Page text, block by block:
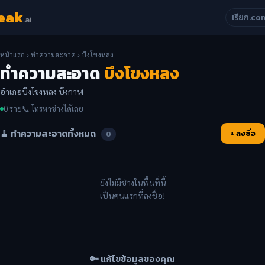
.ai เรียก
หน้าแรก ›ทำความสะอาด › บึงโขงหลง
ทำความสะอาดบึงโขงหลง
อำเภอบึงโขงหลง บึงกาฬ
0 ราย📞 โทรหาช่างได้เลย
🧹 ทำความสะอาดทั้งหมด 0 + ลงชื่อ
ยังไม่มีช่างในพื้นที่นี้
เป็นคนแรกที่ลงชื่อ!
🔑 แก้ไขข้อมูลของคุณ